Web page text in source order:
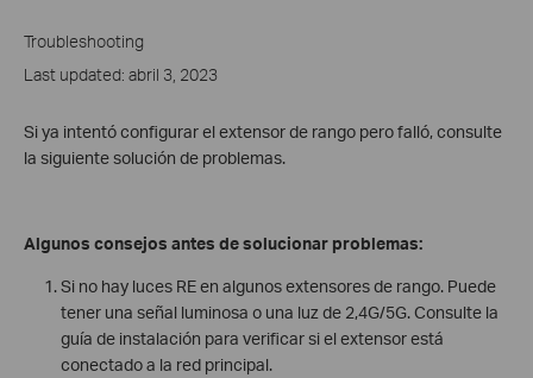
Troubleshooting
Last updated: abril 3, 2023
Si ya intentó configurar el extensor de rango pero falló, consulte
la siguiente solución de problemas.
Algunos consejos antes de solucionar problemas:
Si no hay luces RE en algunos extensores de rango. Puede
tener una señal luminosa o una luz de 2,4G/5G. Consulte la
guía de instalación para verificar si el extensor está
conectado a la red principal.